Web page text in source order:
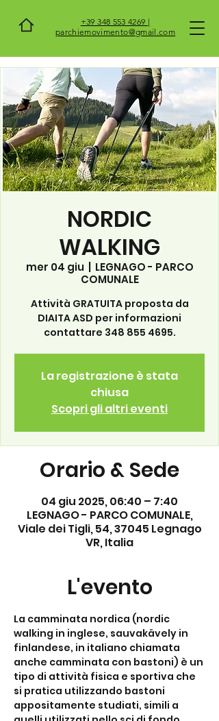
+39 348 553 4269 |
parchiemovimento@gmail.com
NORDIC
WALKING
mer 04 giu
  |
LEGNAGO - PARCO
COMUNALE
Attività GRATUITA proposta da
DIAITA ASD per informazioni
contattare 348 855 4695.
La registrazione è stata
chiusa
Scopri gli altri eventi
Orario & Sede
04 giu 2025, 06:40 – 7:40
LEGNAGO - PARCO COMUNALE,
Viale dei Tigli, 54, 37045 Legnago
VR, Italia
L'evento
La camminata nordica (nordic
walking in inglese, sauvakävely in
finlandese, in italiano chiamata
anche camminata con bastoni) è un
tipo di attività fisica e sportiva che
si pratica utilizzando bastoni
appositamente studiati, simili a